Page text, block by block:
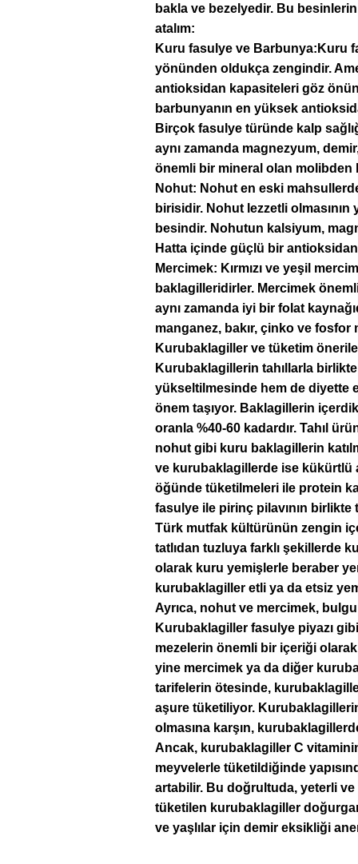
bakla ve bezelyedir. Bu
atalım:
Kuru fasulye ve Barbunya: Kuru
yönünden oldukça zengindir.
antioksidan kapasiteleri göz
barbunyanın en yüksek
Birçok fasulye türünde kalp
aynı zamanda magnezyum,
önemli bir mineral olan molibden
Nohut: Nohut en eski
birisidir. Nohut lezzetli
besindir. Nohutun kalsiyum,
Hatta içinde güçlü bir
Mercimek: Kırmızı ve yeşil
baklagilleridirler. Mercimek
aynı zamanda iyi bir folat
manganez, bakır, çinko ve fosfor
Kurubaklagiller ve tüketim
Kurubaklagillerin tahıllarla
yükseltilmesinde hem de diyette
önem taşıyor. Baklagillerin
oranla %40-60 kadardır. Tahıl
nohut gibi kuru baklagillerin
ve kurubaklagillerde ise kükürtlü
öğünde tüketilmeleri ile protein
fasulye ile pirinç pilavının birlikte
Türk mutfak kültürünün zengin
tatlıdan tuzluya farklı şekillerde
olarak kuru yemişlerle beraber
kurubaklagiller etli ya da etsiz
Ayrıca, nohut ve mercimek,
Kurubaklagiller fasulye piyazı
mezelerin önemli bir içeriği
yine mercimek ya da diğer
tarifelerin ötesinde,
aşure tüketiliyor.
olmasına karşın,
Ancak, kurubaklagiller C
meyvelerle tüketildiğinde
artabilir. Bu doğrultuda, yeterli
tüketilen kurubaklagiller
ve yaşlılar için demir eksikliği